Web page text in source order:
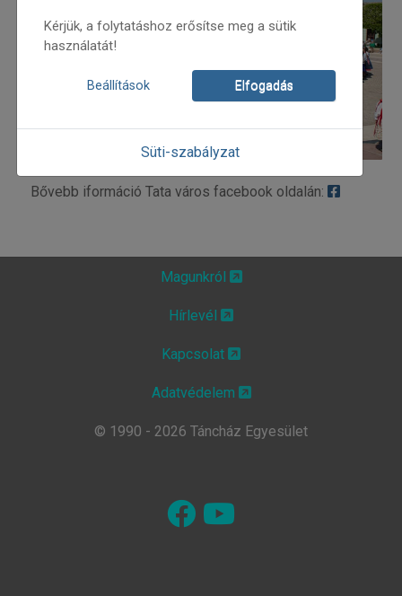
Bővebb iformáció Tata város facebook oldalán:
Kérjük, a folytatáshoz erősítse meg a sütik
használatát!
Beállítások Elfogadás
Süti-szabályzat
Magunkról
Hírlevél
Kapcsolat
Adatvédelem
© 1990 - 2026 Táncház Egyesület